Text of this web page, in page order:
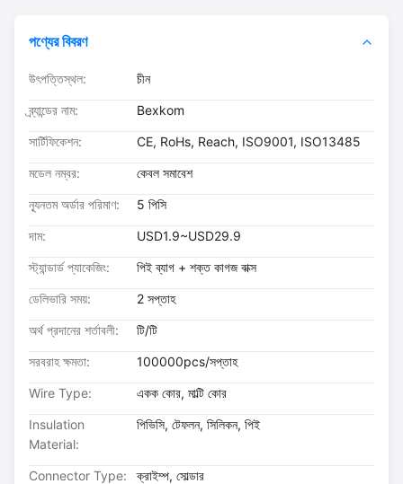
পণ্যের বিবরণ
উৎপত্তিস্থল: চীন
ব্র্যান্ডের নাম: Bexkom
সার্টিফিকেশন: CE, RoHs, Reach, ISO9001, ISO13485
মডেল নম্বর: কেবল সমাবেশ
ন্যূনতম অর্ডার পরিমাণ: 5 পিসি
দাম: USD1.9~USD29.9
স্ট্যান্ডার্ড প্যাকেজিং: পিই ব্যাগ + শক্ত কাগজ বাক্স
ডেলিভারি সময়: 2 সপ্তাহ
অর্থ প্রদানের শর্তাবলী: টি/টি
সরবরাহ ক্ষমতা: 100000pcs/সপ্তাহ
Wire Type: একক কোর, মাল্টি কোর
Insulation
Material:
পিভিসি, টেফলন, সিলিকন, পিই
Connector Type: ক্রাইম্প, সোল্ডার